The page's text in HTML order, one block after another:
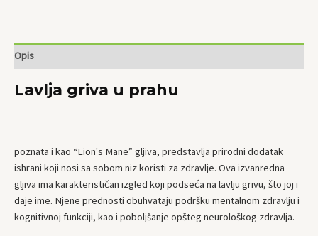
Opis
Lavlja griva u prahu
poznata i kao “Lion's Mane” gljiva, predstavlja prirodni dodatak
ishrani koji nosi sa sobom niz koristi za zdravlje. Ova izvanredna
gljiva ima karakterističan izgled koji podseća na lavlju grivu, što joj i
daje ime. Njene prednosti obuhvataju podršku mentalnom zdravlju i
kognitivnoj funkciji, kao i poboljšanje opšteg neurološkog zdravlja.